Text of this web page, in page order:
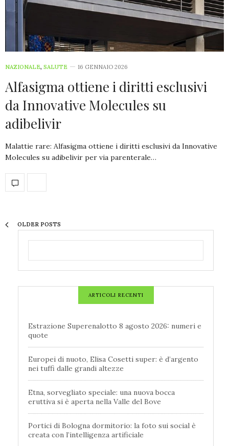
NAZIONALE, SALUTE 16 GENNAIO 2026
Alfasigma ottiene i diritti esclusivi
da Innovative Molecules su
adibelivir
Malattie rare: Alfasigma ottiene i diritti esclusivi da Innovative
Molecules su adibelivir per via parenterale…
OLDER POSTS
ARTICOLI RECENTI
Estrazione Superenalotto 8 agosto 2026: numeri e
quote
Europei di nuoto, Elisa Cosetti super: è d’argento
nei tuffi dalle grandi altezze
Etna, sorvegliato speciale: una nuova bocca
eruttiva si è aperta nella Valle del Bove
Portici di Bologna dormitorio: la foto sui social è
creata con l’intelligenza artificiale